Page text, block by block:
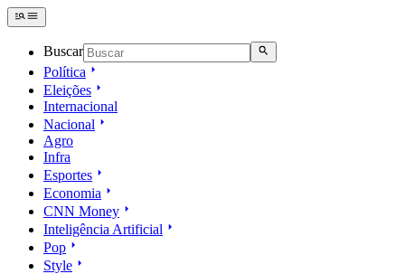
Buscar
Política
Eleições
Internacional
Nacional
Agro
Infra
Esportes
Economia
CNN Money
Inteligência Artificial
Pop
Style